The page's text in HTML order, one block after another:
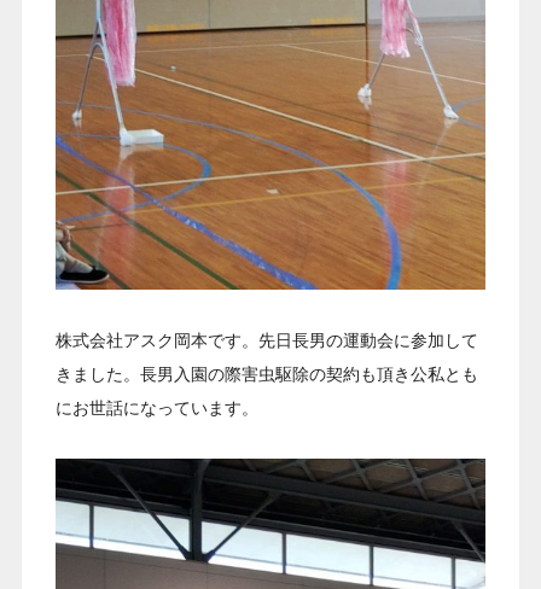
株式会社アスク岡本です。先日長男の運動会に参加して
きました。長男入園の際害虫駆除の契約も頂き公私とも
にお世話になっています。